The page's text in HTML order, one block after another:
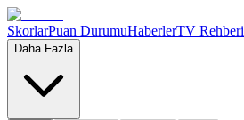
SkorlarPuan DurumuHaberlerTV Rehberi
Daha Fazla